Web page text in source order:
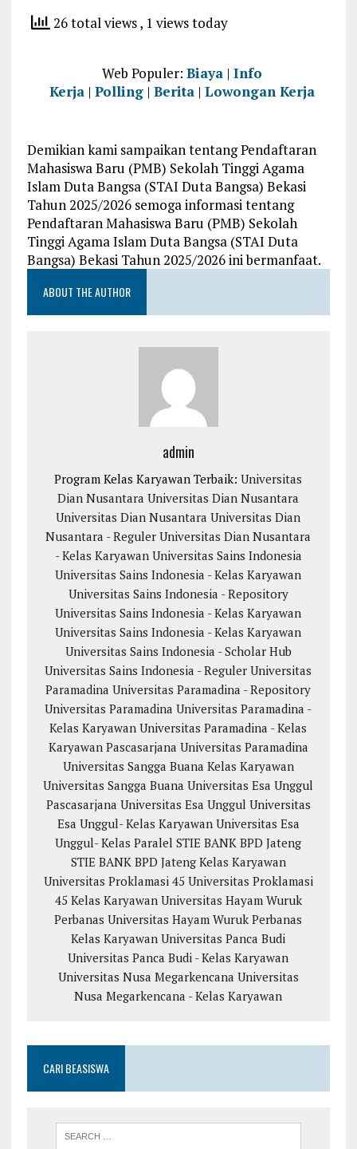
26 total views, 1 views today
Web Populer:Biaya |Info
Kerja |Polling |Berita |Lowongan Kerja
Demikian kami sampaikan tentang Pendaftaran
Mahasiswa Baru (PMB) Sekolah Tinggi Agama
Islam Duta Bangsa (STAI Duta Bangsa) Bekasi
Tahun 2025/2026 semoga informasi tentang
Pendaftaran Mahasiswa Baru (PMB) Sekolah
Tinggi Agama Islam Duta Bangsa (STAI Duta
Bangsa) Bekasi Tahun 2025/2026 ini bermanfaat.
ABOUT THE AUTHOR
admin
Program Kelas Karyawan Terbaik:Universitas
Dian Nusantara Universitas Dian Nusantara
Universitas Dian Nusantara Universitas Dian
Nusantara - Reguler Universitas Dian Nusantara
- Kelas Karyawan Universitas Sains Indonesia
Universitas Sains Indonesia - Kelas Karyawan
Universitas Sains Indonesia - Repository
Universitas Sains Indonesia - Kelas Karyawan
Universitas Sains Indonesia - Kelas Karyawan
Universitas Sains Indonesia - Scholar Hub
Universitas Sains Indonesia - Reguler Universitas
Paramadina Universitas Paramadina - Repository
Universitas Paramadina Universitas Paramadina -
Kelas Karyawan Universitas Paramadina - Kelas
Karyawan Pascasarjana Universitas Paramadina
Universitas Sangga Buana Kelas Karyawan
Universitas Sangga Buana Universitas Esa Unggul
Pascasarjana Universitas Esa Unggul Universitas
Esa Unggul- Kelas Karyawan Universitas Esa
Unggul- Kelas Paralel STIE BANK BPD Jateng
STIE BANK BPD Jateng Kelas Karyawan
Universitas Proklamasi 45 Universitas Proklamasi
45 Kelas Karyawan Universitas Hayam Wuruk
Perbanas Universitas Hayam Wuruk Perbanas
Kelas Karyawan Universitas Panca Budi
Universitas Panca Budi - Kelas Karyawan
Universitas Nusa Megarkencana Universitas
Nusa Megarkencana - Kelas Karyawan
CARI BEASISWA